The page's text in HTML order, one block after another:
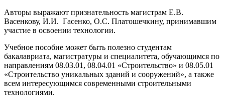
Авторы выражают признательность магистрам Е.В.
Васенкову, И.И. Гасенко, О.С. Платошечкину, принимавшим
участие в освоении технологии.
Учебное пособие может быть полезно студентам
бакалавриата, магистратуры и специалитета, обучающимся по
направлениям 08.03.01, 08.04.01 «Строительство» и 08.05.01
«Строительство уникальных зданий и сооружений», а также
всем интересующимся современными строительными
технологиями.